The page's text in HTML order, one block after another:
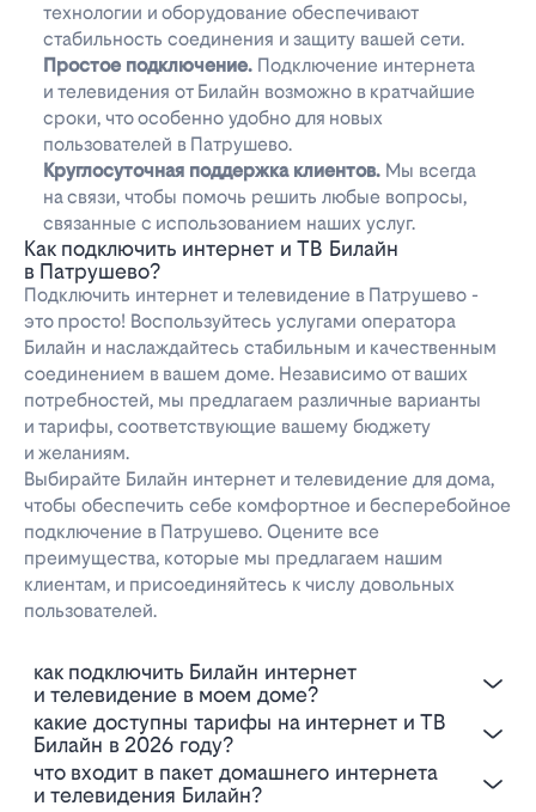
технологии и оборудование обеспечивают
стабильность соединения и защиту вашей сети.
Простое подключение. Подключение интернета
и телевидения от Билайн возможно в кратчайшие
сроки, что особенно удобно для новых
пользователей в Патрушево.
Круглосуточная поддержка клиентов. Мы всегда
на связи, чтобы помочь решить любые вопросы,
связанные с использованием наших услуг.
Как подключить интернет и ТВ Билайн
в Патрушево?
Подключить интернет и телевидение в Патрушево -
это просто! Воспользуйтесь услугами оператора
Билайн и наслаждайтесь стабильным и качественным
соединением в вашем доме. Независимо от ваших
потребностей, мы предлагаем различные варианты
и тарифы, соответствующие вашему бюджету
и желаниям.
Выбирайте Билайн интернет и телевидение для дома,
чтобы обеспечить себе комфортное и бесперебойное
подключение в Патрушево. Оцените все
преимущества, которые мы предлагаем нашим
клиентам, и присоединяйтесь к числу довольных
пользователей.
Как подключить Билайн интернет
и телевидение в моем доме?
Какие доступны тарифы на интернет и ТВ
Билайн в 2026 году?
Что входит в пакет домашнего интернета
и телевидения Билайн?